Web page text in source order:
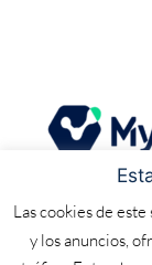
Las cookies de
y los anuncios,